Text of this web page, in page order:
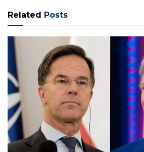
Related Posts